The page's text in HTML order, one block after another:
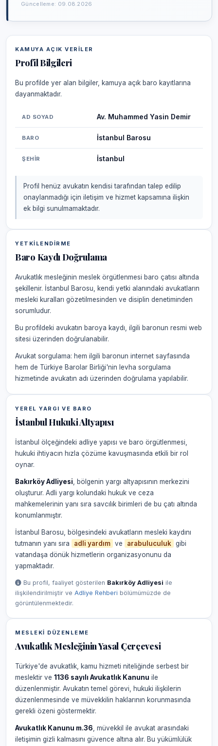
Güncelleme: 09.08.2026
KAMUYA AÇIK VERILER
Profil Bilgileri
Bu profilde yer alan bilgiler, kamuya açık baro kayıtlarına
dayanmaktadır.
AD SOYAD Av. Muhammed Yasin Demir
BARO İstanbul Barosu
ŞEHIR İstanbul
Profil henüz avukatın kendisi tarafından talep edilip
onaylanmadığı için iletişim ve hizmet kapsamına ilişkin
ek bilgi sunulmamaktadır.
YETKILENDIRME
Baro Kaydı Doğrulama
Avukatlık mesleğinin meslek örgütlenmesi baro çatısı altında
şekillenir. İstanbul Barosu, kendi yetki alanındaki avukatların
mesleki kuralları gözetilmesinden ve disiplin denetiminden
sorumludur.
Bu profildeki avukatın baroya kaydı, ilgili baronun resmi web
sitesi üzerinden doğrulanabilir.
Avukat sorgulama: hem ilgili baronun internet sayfasında
hem de Türkiye Barolar Birliği'nin levha sorgulama
hizmetinde avukatın adı üzerinden doğrulama yapılabilir.
YEREL YARGI VE BARO
İstanbul Hukuki Altyapısı
İstanbul ölçeğindeki adliye yapısı ve baro örgütlenmesi,
hukuki ihtiyacın hızla çözüme kavuşmasında etkili bir rol
oynar.
Bakırköy Adliyesi , bölgenin yargı altyapısının merkezini
oluşturur. Adli yargı kolundaki hukuk ve ceza
mahkemelerinin yanı sıra savcılık birimleri de bu çatı altında
konumlanmıştır.
İstanbul Barosu, bölgesindeki avukatların mesleki kaydını
tutmanın yanı sıra
adli yardım ve arabuluculuk gibi
vatandaşa dönük hizmetlerin organizasyonunu da
yapmaktadır.
Bu profil, faaliyet gösterilen Bakırköy Adliyesi ile
ilişkilendirilmiştir ve Adliye Rehberi bölümümüzde de
görüntülenmektedir.
MESLEKI DÜZENLEME
Avukatlık Mesleğinin Yasal Çerçevesi
Türkiye'de avukatlık, kamu hizmeti niteliğinde serbest bir
meslektir ve 1136 sayılı Avukatlık Kanunu ile
düzenlenmiştir. Avukatın temel görevi, hukuki ilişkilerin
düzenlenmesinde ve müvekkilin haklarının korunmasında
gerekli özeni göstermektir.
Avukatlık Kanunu m.36 , müvekkil ile avukat arasındaki
iletişimin gizli kalmasını güvence altına alır. Bu yükümlülük